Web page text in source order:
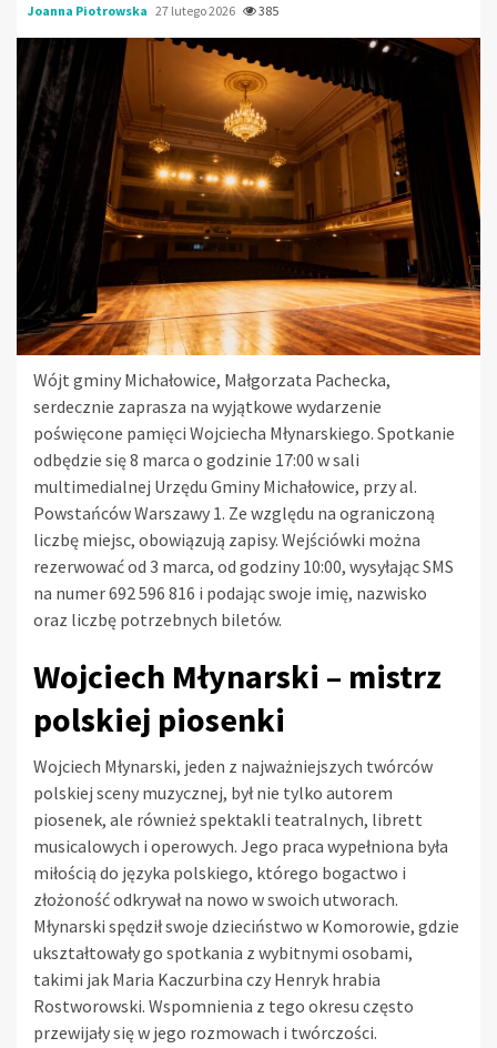
Joanna Piotrowska 27 lutego 2026 385
Wójt gminy Michałowice, Małgorzata Pachecka,
serdecznie zaprasza na wyjątkowe wydarzenie
poświęcone pamięci Wojciecha Młynarskiego. Spotkanie
odbędzie się 8 marca o godzinie 17:00 w sali
multimedialnej Urzędu Gminy Michałowice, przy al.
Powstańców Warszawy 1. Ze względu na ograniczoną
liczbę miejsc, obowiązują zapisy. Wejściówki można
rezerwować od 3 marca, od godziny 10:00, wysyłając SMS
na numer 692 596 816 i podając swoje imię, nazwisko
oraz liczbę potrzebnych biletów.
Wojciech Młynarski – mistrz
polskiej piosenki
Wojciech Młynarski, jeden z najważniejszych twórców
polskiej sceny muzycznej, był nie tylko autorem
piosenek, ale również spektakli teatralnych, librett
musicalowych i operowych. Jego praca wypełniona była
miłością do języka polskiego, którego bogactwo i
złożoność odkrywał na nowo w swoich utworach.
Młynarski spędził swoje dzieciństwo w Komorowie, gdzie
ukształtowały go spotkania z wybitnymi osobami,
takimi jak Maria Kaczurbina czy Henryk hrabia
Rostworowski. Wspomnienia z tego okresu często
przewijały się w jego rozmowach i twórczości.